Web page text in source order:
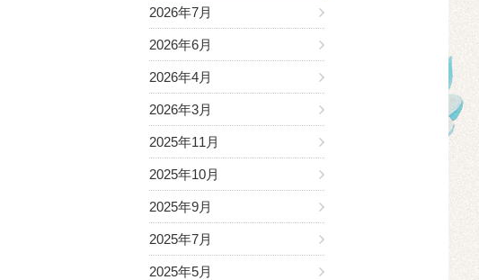
2026年7月
2026年6月
2026年4月
2026年3月
2025年11月
2025年10月
2025年9月
2025年7月
2025年5月